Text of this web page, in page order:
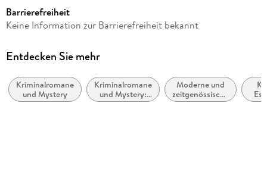
Dateigröße
Laufzeit
Reihe
Pierre Durand, 7
Barrierefreiheit
Keine Information zur Barrierefreiheit bekannt
Entdecken Sie mehr
Kriminalromane
und Mystery
Kriminalromane
und Mystery:
Cosy Mystery
Moderne und
zeitgenössische
Belletristik: